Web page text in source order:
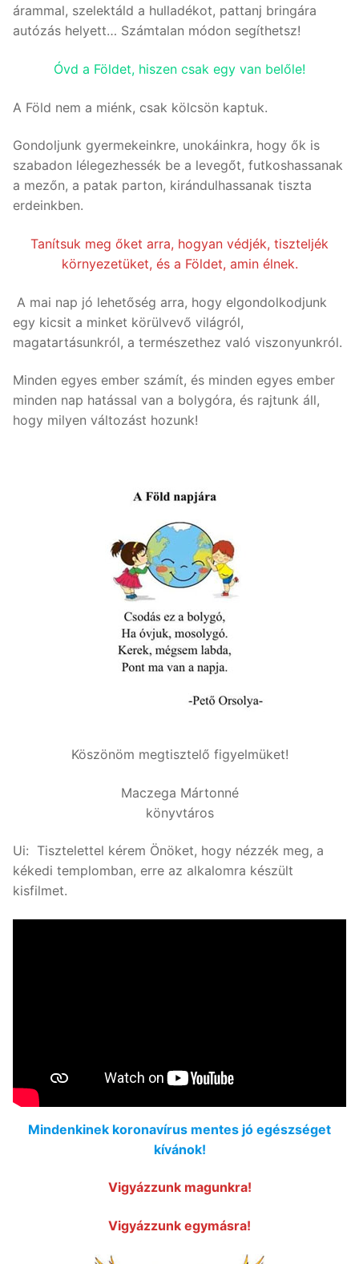
árammal, szelektáld a hulladékot, pattanj bringára
autózás helyett… Számtalan módon segíthetsz!
Óvd a Földet, hiszen csak egy van belőle!
A Föld nem a miénk, csak kölcsön kaptuk.
Gondoljunk gyermekeinkre, unokáinkra, hogy ők is
szabadon lélegezhessék be a levegőt, futkoshassanak
a mezőn, a patak parton, kirándulhassanak tiszta
erdeinkben.
Tanítsuk meg őket arra, hogyan védjék, tiszteljék
környezetüket, és a Földet, amin élnek.
A mai nap jó lehetőség arra, hogy elgondolkodjunk
egy kicsit a minket körülvevő világról,
magatartásunkról, a természethez való viszonyunkról.
Minden egyes ember számít, és minden egyes ember
minden nap hatással van a bolygóra, és rajtunk áll,
hogy milyen változást hozunk!
Köszönöm megtisztelő figyelmüket!
Maczega Mártonné
könyvtáros
Ui: Tisztelettel kérem Önöket, hogy nézzék meg, a
kékedi templomban, erre az alkalomra készült
kisfilmet.
Mindenkinek koronavírus mentes jó egészséget
kívánok!
Vigyázzunk magunkra!
Vigyázzunk egymásra!